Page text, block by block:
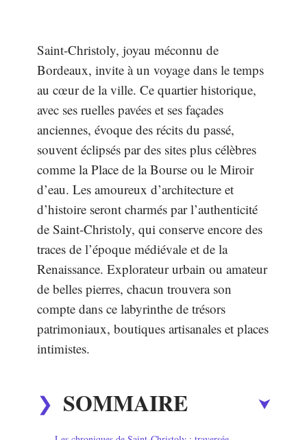
Saint-Christoly, joyau méconnu de
Bordeaux, invite à un voyage dans le temps
au cœur de la ville. Ce quartier historique,
avec ses ruelles pavées et ses façades
anciennes, évoque des récits du passé,
souvent éclipsés par des sites plus célèbres
comme la Place de la Bourse ou le Miroir
d’eau. Les amoureux d’architecture et
d’histoire seront charmés par l’authenticité
de Saint-Christoly, qui conserve encore des
traces de l’époque médiévale et de la
Renaissance. Explorateur urbain ou amateur
de belles pierres, chacun trouvera son
compte dans ce labyrinthe de trésors
patrimoniaux, boutiques artisanales et places
intimistes.
SOMMAIRE